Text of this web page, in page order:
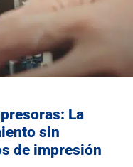
La
sin
de impresión